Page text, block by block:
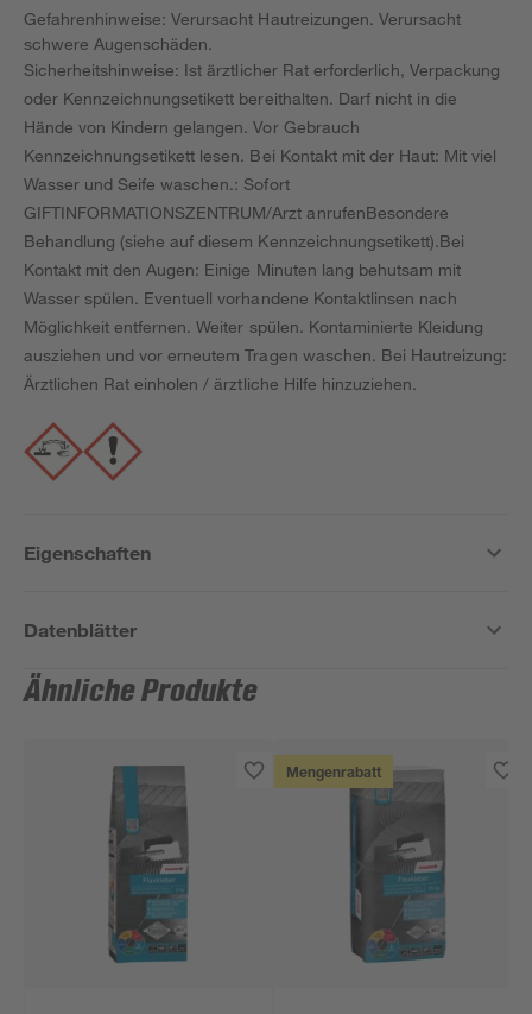
Gefahrenhinweise: Verursacht Hautreizungen. Verursacht
schwere Augenschäden.
Sicherheitshinweise: Ist ärztlicher Rat erforderlich, Verpackung
oder Kennzeichnungsetikett bereithalten. Darf nicht in die
Hände von Kindern gelangen. Vor Gebrauch
Kennzeichnungsetikett lesen. Bei Kontakt mit der Haut: Mit viel
Wasser und Seife waschen.: Sofort
GIFTINFORMATIONSZENTRUM/Arzt anrufenBesondere
Behandlung (siehe auf diesem Kennzeichnungsetikett).Bei
Kontakt mit den Augen: Einige Minuten lang behutsam mit
Wasser spülen. Eventuell vorhandene Kontaktlinsen nach
Möglichkeit entfernen. Weiter spülen. Kontaminierte Kleidung
ausziehen und vor erneutem Tragen waschen. Bei Hautreizung:
Ärztlichen Rat einholen / ärztliche Hilfe hinzuziehen.
Eigenschaften
Datenblätter
Ähnliche Produkte
Mengenrabatt